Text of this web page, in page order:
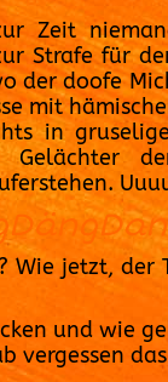
Zeit
Strafe für
der doofe
mit
in
Gelächter
Wie jetzt, der
und wie
vergessen